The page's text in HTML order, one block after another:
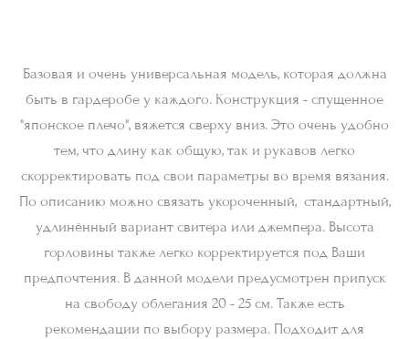
Базовая и очень универсальная модель, которая должна
быть в гардеробе у каждого. Конструкция - спущенное
"японское плечо", вяжется сверху вниз. Это очень удобно
тем, что длину как общую, так и рукавов легко
скорректировать под свои параметры во время вязания.
По описанию можно связать укороченный, стандартный,
удлинённый вариант свитера или джемпера. Высота
горловины также легко корректируется под Ваши
предпочтения. В данной модели предусмотрен припуск
на свободу облегания 20 - 25 см. Также есть
рекомендации по выбору размера. Подходит для